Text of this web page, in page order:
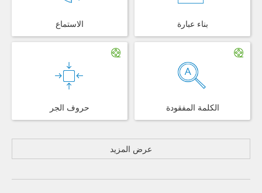
الاستماع بناء عبارة
حروف الجر الكلمة المفقودة
عرض المزيد